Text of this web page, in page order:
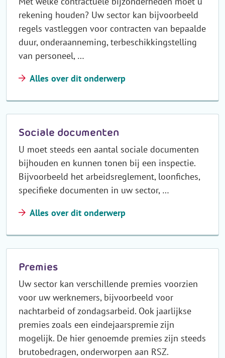
rekening houden? Uw sector kan bijvoorbeeld
regels vastleggen voor contracten van bepaalde
duur, onderaanneming, terbeschikkingstelling
van personeel, …
Alles over dit onderwerp
Sociale documenten
U moet steeds een aantal sociale documenten
bijhouden en kunnen tonen bij een inspectie.
Bijvoorbeeld het arbeidsreglement, loonfiches,
specifieke documenten in uw sector, …
Alles over dit onderwerp
Premies
Uw sector kan verschillende premies voorzien
voor uw werknemers, bijvoorbeeld voor
nachtarbeid of zondagsarbeid. Ook jaarlijkse
premies zoals een eindejaarspremie zijn
mogelijk. De hier genoemde premies zijn steeds
brutobedragen, onderworpen aan RSZ.